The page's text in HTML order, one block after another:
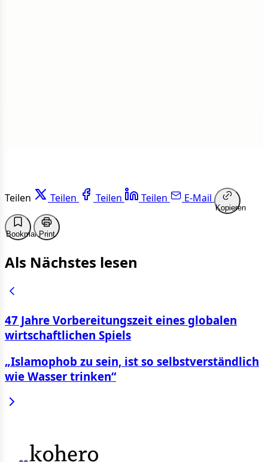
Teilen Teilen Teilen Teilen E-Mail
Kopieren
BookmarkPrint
Als Nächstes lesen
47 Jahre Vorbereitungszeit eines globalen
wirtschaftlichen Spiels
„Islamophob zu sein, ist so selbstverständlich
wie Wasser trinken“